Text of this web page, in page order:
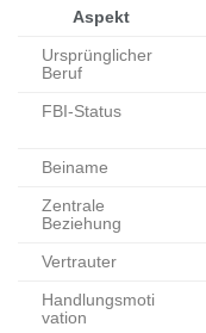
Aspekt
Ursprünglicher
Beruf
FBI-Status
Beiname
Zentrale
Beziehung
Vertrauter
Handlungsmoti
vation